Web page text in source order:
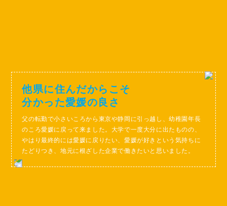
他県に住んだからこそ
分かった愛媛の良さ
父の転勤で小さいころから東京や静岡に引っ越し、幼稚園年長
のころ愛媛に戻って来ました。大学で一度大分に出たものの、
やはり最終的には愛媛に戻りたい、愛媛が好きという気持ちに
たどりつき、地元に根ざした企業で働きたいと思いました。